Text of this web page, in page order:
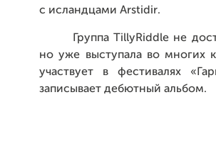
с исландцами Arstidir.
Группа TillyRiddle не
но уже выступала во многих
участвует в фестивалях
записывает дебютный альбом.